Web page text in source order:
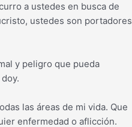
a ustedes en busca de
ustedes son portadores
y peligro que pueda
las áreas de mi vida. Que
enfermedad o aflicción.